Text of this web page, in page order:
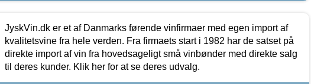
JyskVin.dk er et af Danmarks førende vinfirmaer med egen import af
kvalitetsvine fra hele verden. Fra firmaets start i 1982 har de satset på
direkte import af vin fra hovedsageligt små vinbønder med direkte salg
til deres kunder. Klik her for at se deres udvalg.